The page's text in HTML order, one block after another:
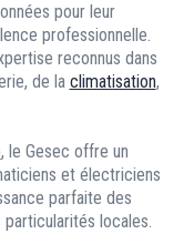
pour leur
professionnelle.
reconnus dans
de la climatisation,
, le Gesec offre un
et électriciens
parfaite des
locales.